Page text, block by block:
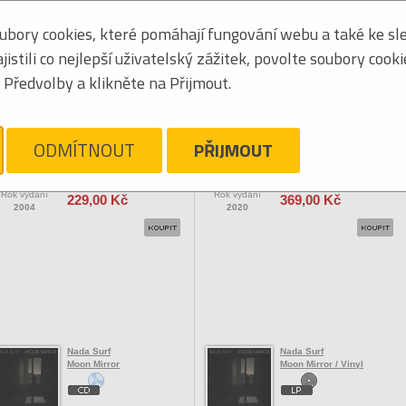
Seřadit podle: jména
výpis
POP ZAHRANIČNÍ
Rok vydání
2004
229,00 Kč
Rok vydání
2020
Signs of Evolution
369,00 Kč
Nada Surf
Moon Mirror
Nada Surf
Moon Mirror / Vinyl
cookies, které pomáhají fungování webu a také ke
co nejlepší uživatelský zážitek, povolte soubory
a klikněte na Přijmout.
ODMÍTNOUT PŘIJMOUT